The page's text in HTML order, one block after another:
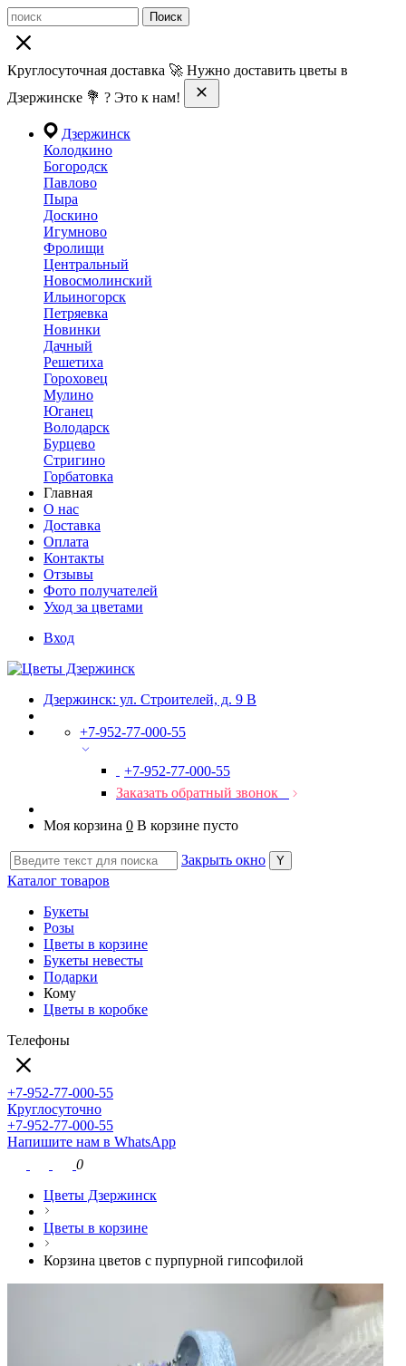
Поиск
Круглосуточная доставка 🚀 Нужно доставить цветы в
Дзержинске 💐 ? Это к нам!
Дзержинск
Колодкино
Богородск
Павлово
Пыра
Доскино
Игумново
Фролищи
Центральный
Новосмолинский
Ильиногорск
Петряевка
Новинки
Дачный
Решетиха
Гороховец
Мулино
Юганец
Володарск
Бурцево
Стригино
Горбатовка
Главная
О нас
Доставка
Оплата
Контакты
Отзывы
Фото получателей
Уход за цветами
Вход
Дзержинск: ул. Строителей, д. 9 В
+7-952-77-000-55
+7-952-77-000-55
Заказать обратный звонок
Моя корзина 0 В корзине пусто
Закрыть окно
Каталог товаров
Букеты
Розы
Цветы в корзине
Букеты невесты
Подарки
Кому
Цветы в коробке
Телефоны
+7-952-77-000-55
Круглосуточно
+7-952-77-000-55
Напишите нам в WhatsApp
0
Цветы Дзержинск
Цветы в корзине
Корзина цветов с пурпурной гипсофилой